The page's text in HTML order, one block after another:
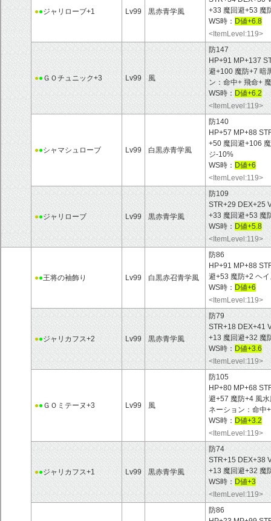
●●ジャリローブ+1 Lv99 黒赤青学風
+33 魔回避+53 魔
WS時： D値+6.8
<ItemLevel:119>
●●ＧＯチュニック+3 Lv99 風
防147
HP+91 MP+137
避+100 魔防+7 暗
ン：命中+ 飛命+
WS時： D値+6.2
<ItemLevel:119>
●●シャマシュローブ Lv99 白黒赤青学風
防140
HP+57 MP+88
+50 魔回避+106
ジ-10%
WS時： D値+6
<ItemLevel:119>
●●ジャリローブ Lv99 黒赤青学風
防109
STR+29 DEX+25
+33 魔回避+53 魔
WS時： D値+5.8
<ItemLevel:119>
●●王将の袖飾り Lv99 白黒赤召青学風
防86
HP+91 MP+88
避+53 魔防+2 ヘ
WS時： D値+6
<ItemLevel:119>
●●ジャリカフス+2 Lv99 黒赤青学風
防79
STR+18 DEX+41
+13 魔回避+32 魔
WS時： D値+3.6
<ItemLevel:119>
●●ＧＯミテーヌ+3 Lv99 風
防105
HP+80 MP+68
避+57 魔防+4 風
ネーション：命中
WS時： D値+3.2
<ItemLevel:119>
●●ジャリカフス+1 Lv99 黒赤青学風
防74
STR+15 DEX+38
+13 魔回避+32 魔
WS時： D値+3
<ItemLevel:119>
防86